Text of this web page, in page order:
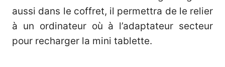
aussi dans le coffret, il permettra de le relier
à un ordinateur où à l’adaptateur secteur
pour recharger la mini tablette.